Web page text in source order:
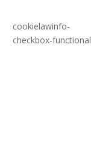
cookielawinfo-
checkbox-functional